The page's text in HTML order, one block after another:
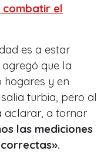
combatir el
es a estar
que la
hogares y en
turbia, pero al
aclarar, a tornar
las mediciones